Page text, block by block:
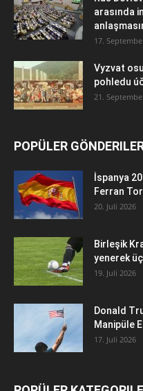
arasında
17.
Vyzvat
pohledu
21.
POPÜLER
İspanya
Ferran
20. Juli 2026
Birleşik
yenerek
19. Juli 2026
Donald
Manipüle
17. Juli 2026